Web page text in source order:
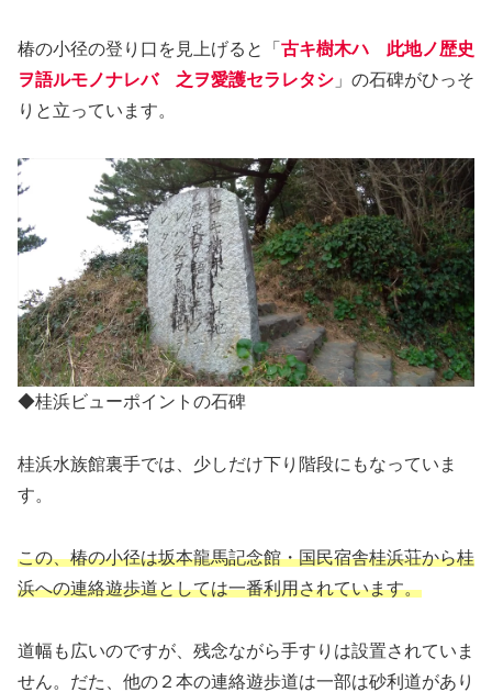
椿の小径の登り口を見上げると「 古キ樹木ハ 此地ノ歴史
ヲ語ルモノナレバ 之ヲ愛護セラレタシ 」の石碑がひっそ
りと立っています。
◆桂浜ビューポイントの石碑
桂浜水族館裏手では、少しだけ下り階段にもなっていま
す。
この、椿の小径は坂本龍馬記念館・国民宿舎桂浜荘から桂
浜への連絡遊歩道としては一番利用されています。
道幅も広いのですが、残念ながら手すりは設置されていま
せん。だた、他の２本の連絡遊歩道は一部は砂利道があり